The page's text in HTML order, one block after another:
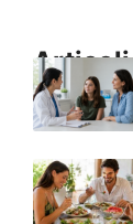
Articoli